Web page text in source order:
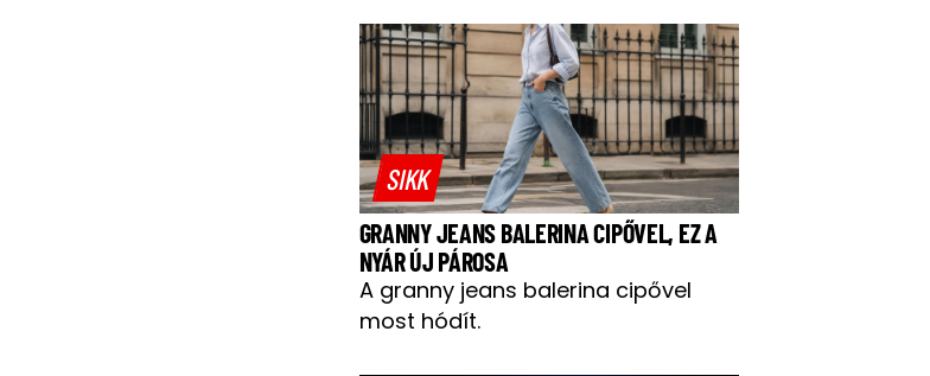
SIKK
GRANNY JEANS BALERINA CIPŐVEL, EZ A
NYÁR ÚJ PÁROSA
A granny jeans balerina cipővel
most hódít.